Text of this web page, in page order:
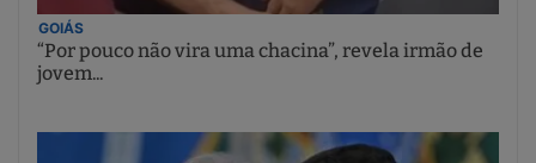
GOIÁS
“Por pouco não vira uma chacina”, revela irmão de
jovem...